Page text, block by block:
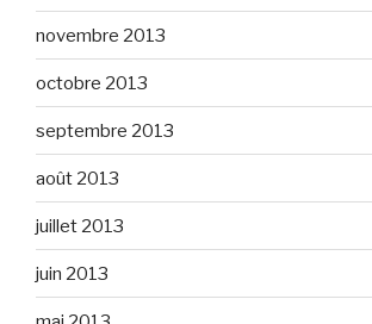
novembre 2013
octobre 2013
septembre 2013
août 2013
juillet 2013
juin 2013